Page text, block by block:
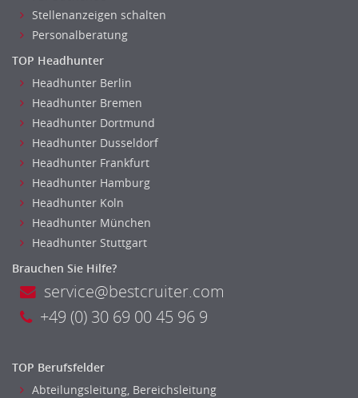
Nahrungsmittelherstellung, -verarbeitung
Raumgestaltung
Reiseverkehr, Touristik
Sicherheitsdienste, Schutzdienste
Automatisierungstechnik
Bauwesen
Elektrotechnik, Elektronik
Energie und Umwelttechnik
Entwicklung
Leitung, Teamleitung
Luft- und Raumfahrttechnik
Materialwissenschaft
Mechatronik
Stellenanzeigen schalten
Personalberatung
TOP Headhunter
Headhunter Berlin
Headhunter Bremen
Headhunter Dortmund
Headhunter Dusseldorf
Headhunter Frankfurt
Headhunter Hamburg
Headhunter Koln
Headhunter München
Headhunter Stuttgart
Brauchen Sie Hilfe?
service@bestcruiter.com
+49 (0) 30 69 00 45 96 9
TOP Berufsfelder
Abteilungsleitung, Bereichsleitung